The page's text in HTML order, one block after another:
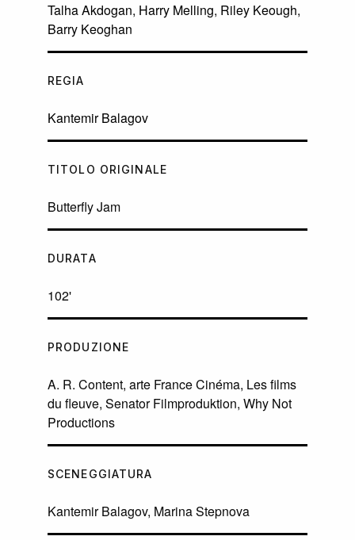
Talha Akdogan, Harry Melling, Riley Keough,
Barry Keoghan
REGIA
Kantemir Balagov
TITOLO ORIGINALE
Butterfly Jam
DURATA
102'
PRODUZIONE
A. R. Content, arte France Cinéma, Les films
du fleuve, Senator Filmproduktion, Why Not
Productions
SCENEGGIATURA
Kantemir Balagov, Marina Stepnova